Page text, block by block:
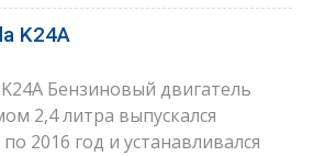
K24A
Бензиновый двигатель
2,4 литра выпускался
2016 год и устанавливался